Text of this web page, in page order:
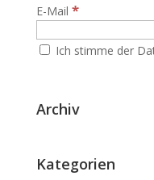
E-Mail *
Ich stimme der
Archiv
Kategorien